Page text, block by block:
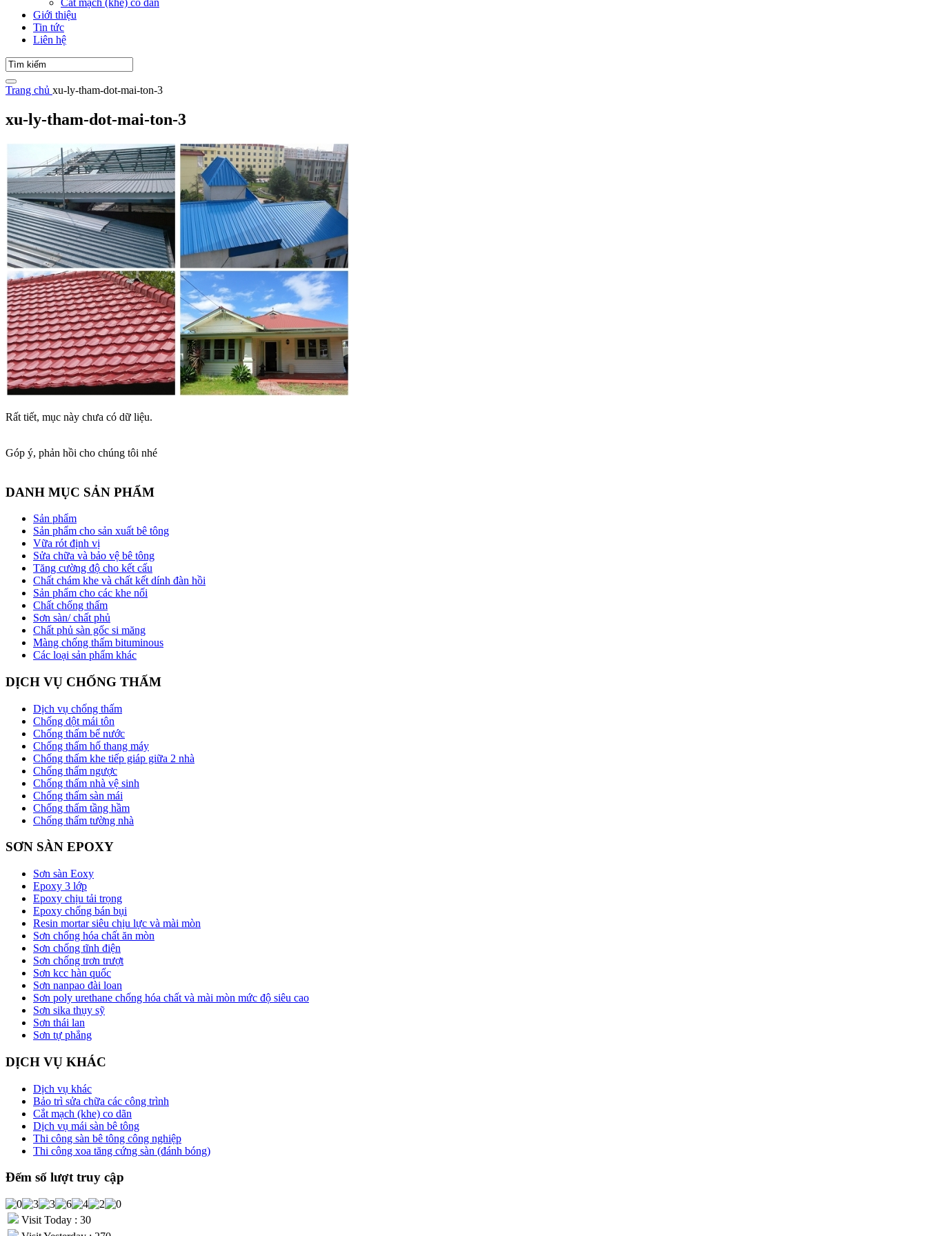
Cắt mạch (khe) co dãn
Giới thiệu
Tin tức
Liên hệ
Trang chủ xu-ly-tham-dot-mai-ton-3
xu-ly-tham-dot-mai-ton-3
Rất tiết, mục này chưa có dữ liệu.
Góp ý, phản hồi cho chúng tôi nhé
DANH MỤC SẢN PHẨM
Sản phẩm
Sản phẩm cho sản xuất bê tông
Vữa rót định vị
Sửa chữa và bảo vệ bê tông
Tăng cường độ cho kết cấu
Chất chám khe và chất kết dính đàn hồi
Sản phẩm cho các khe nối
Chất chống thấm
Sơn sàn/ chất phủ
Chất phủ sàn gốc si măng
Màng chống thấm bituminous
Các loại sản phẩm khác
DỊCH VỤ CHỐNG THẤM
Dịch vụ chống thấm
Chống dột mái tôn
Chống thấm bể nước
Chống thấm hố thang máy
Chống thấm khe tiếp giáp giữa 2 nhà
Chống thấm ngược
Chống thấm nhà vệ sinh
Chống thấm sàn mái
Chống thấm tầng hầm
Chống thấm tường nhà
SƠN SÀN EPOXY
Sơn sàn Eoxy
Epoxy 3 lớp
Epoxy chịu tải trọng
Epoxy chống bán bụi
Resin mortar siêu chịu lực và mài mòn
Sơn chống hóa chất ăn mòn
Sơn chống tĩnh điện
Sơn chống trơn trượt
Sơn kcc hàn quốc
Sơn nanpao đài loan
Sơn poly urethane chống hóa chất và mài mòn mức độ siêu cao
Sơn sika thụy sỹ
Sơn thái lan
Sơn tự phẳng
DỊCH VỤ KHÁC
Dịch vụ khác
Bảo trì sửa chữa các công trình
Cắt mạch (khe) co dãn
Dịch vụ mái sàn bê tông
Thi công sàn bê tông công nghiệp
Thi công xoa tăng cứng sàn (đánh bóng)
Đếm số lượt truy cập
Visit Today : 30